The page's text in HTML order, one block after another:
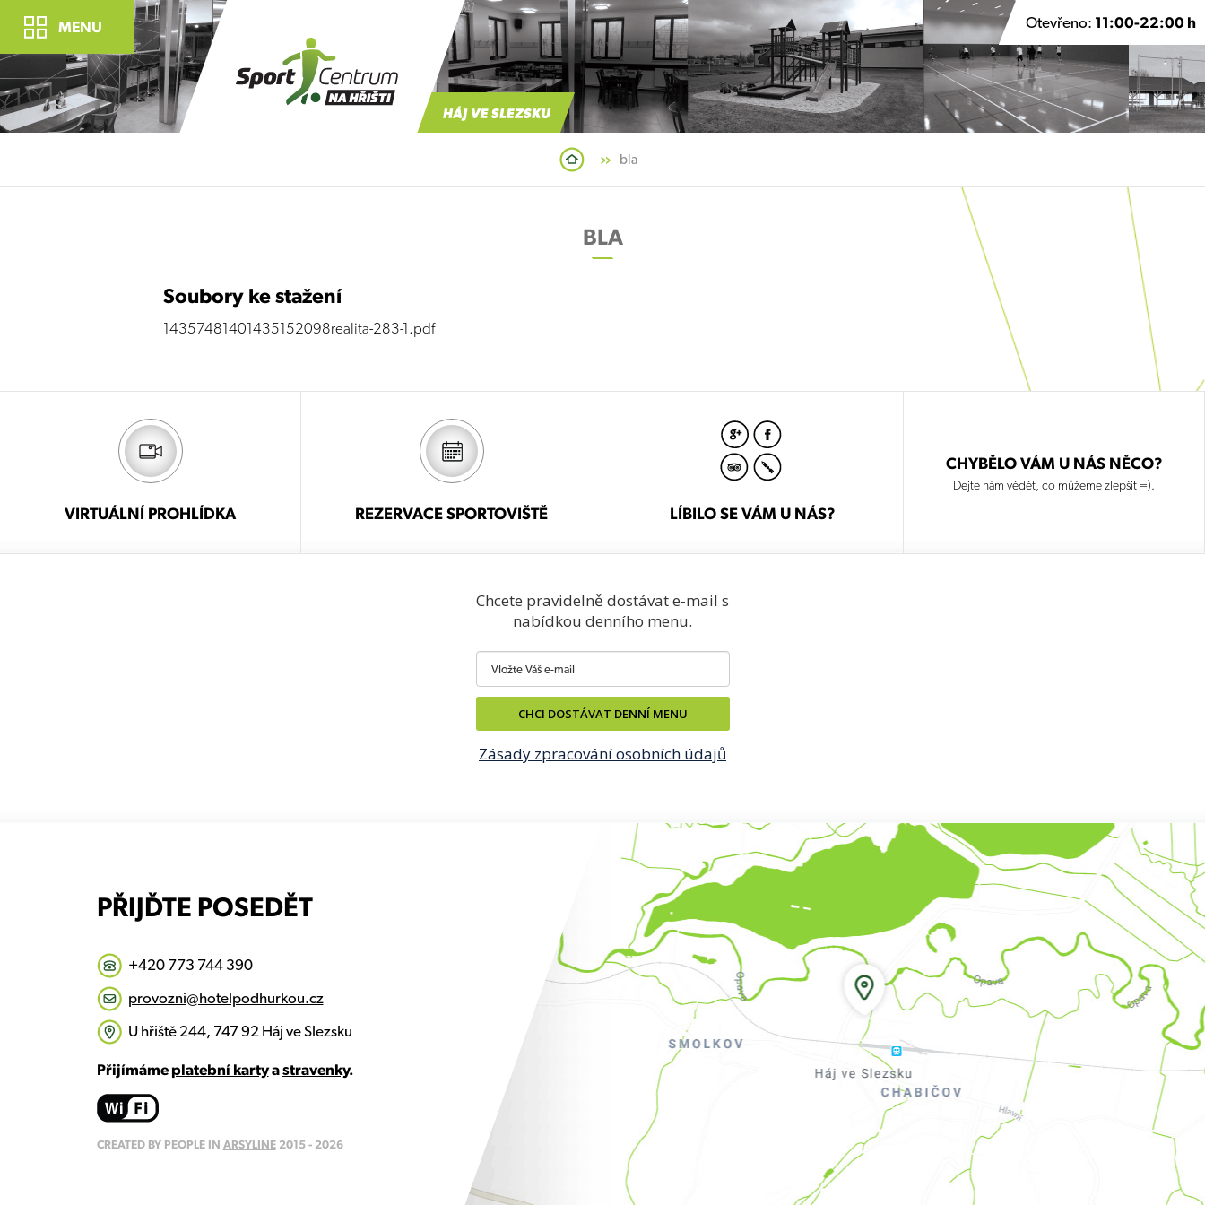
MENU Otevřeno: 11:00-22:00 h
bla
BLA
Soubory ke stažení
14357481401435152098realita-283-1.pdf
VIRTUÁLNÍ PROHLÍDKA REZERVACE SPORTOVIŠTĚ LÍBILO SE VÁM U NÁS?
CHYBĚLO VÁM U NÁS NĚCO?
Dejte nám vědět, co můžeme zlepšit =).
Chcete pravidelně dostávat e-mail s
nabídkou denního menu.
CHCI DOSTÁVAT DENNÍ MENU
Zásady zpracování osobních údajů
PŘIJĎTE POSEDĚT
+420 773 744 390
provozni@hotelpodhurkou.cz
U hřiště 244, 747 92 Háj ve Slezsku
Přijímáme platební kartyastravenky.
CREATED BY PEOPLE IN ARSYLINE2015 - 2026